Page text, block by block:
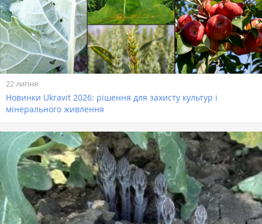
22 липня
Новинки Ukravit 2026: рішення для захисту культур і
мінерального живлення